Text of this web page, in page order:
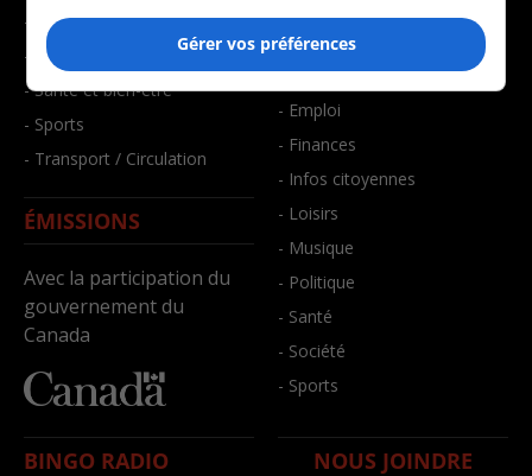
- Environnement
- Faits divers
- Santé et bien-être
- Sports
- Transport / Circulation
ÉMISSIONS
Avec la participation du
gouvernement du
Canada
- Art de vivre
- Bien-être
- Emploi
- Finances
- Infos citoyennes
- Loisirs
- Musique
- Politique
- Santé
- Société
- Sports
BINGO RADIO NOUS JOINDRE
Gérer vos préférences